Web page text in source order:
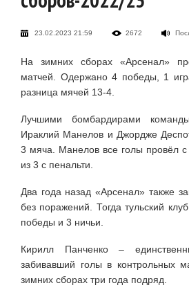
23.02.2023 21:59 2672
На зимних сборах «Арсенал»
матчей. Одержано 4 победы, 1
разница мячей 13-4.
Лучшими бомбардирами
Ираклий Манелов и Джордже
3 мяча. Манелов все голы провёл с
из 3 с пенальти.
Два года назад «Арсенал» также
без поражений. Тогда тульский
победы и 3 ничьи.
Кирилл Панченко –
забивавший голы в контрольных
зимних сборах три года подряд.